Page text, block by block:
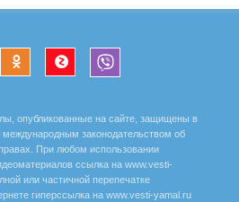
опубликованные на сайте, защищены в
международным законодательством об
При любом использовании
ссылка на www.vesti-
или частичной перепечатке
гиперссылка на www.vesti-yamal.ru